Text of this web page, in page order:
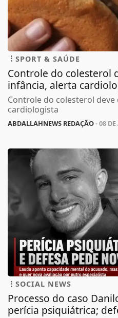
SPORT & SAÚDE
Controle do colesterol
infância, alerta
Controle do colesterol
cardiologista
ABDALLAHNEWS REDAÇÃO- 08
SOCIAL NEWS
Processo do caso
perícia psiquiátrica;